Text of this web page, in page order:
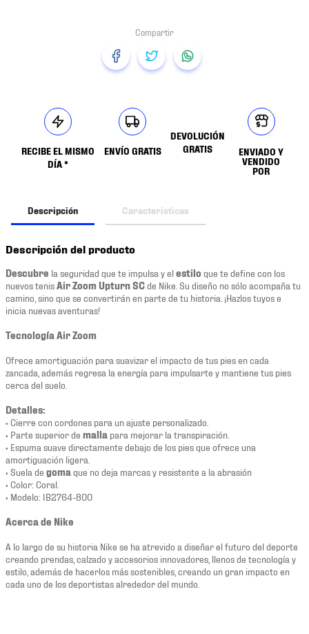
RECIBE EL MISMO
DÍA *
ENVÍO GRATIS
DEVOLUCIÓN
GRATIS
ENVIADO Y
VENDIDO
POR
Descripción Características
Descripción del producto
Descubre la seguridad que te impulsa y elestilo que te define con los
nuevos tenisAir Zoom Upturn SCde Nike. Su diseño no sólo acompaña tu
camino, sino que se convertirán en parte de tu historia. ¡Hazlos tuyos e
inicia nuevas aventuras!
Tecnología Air Zoom
Ofrece amortiguación para suavizar el impacto de tus pies en cada
zancada, además regresa la energía para impulsarte y mantiene tus pies
cerca del suelo.
Detalles:
• Cierre con cordones para un ajuste personalizado.
• Parte superior de malla para mejorar la transpiración.
• Espuma suave directamente debajo de los pies que ofrece una
amortiguación ligera.
• Suela de goma que no deja marcas y resistente a la abrasión
• Color: Coral.
• Modelo: IB2764-800
Acerca de Nike
A lo largo de su historia Nike se ha atrevido a diseñar el futuro del deporte
creando prendas, calzado y accesorios innovadores, llenos de tecnología y
estilo, además de hacerlos más sostenibles, creando un gran impacto en
cada uno de los deportistas alrededor del mundo.